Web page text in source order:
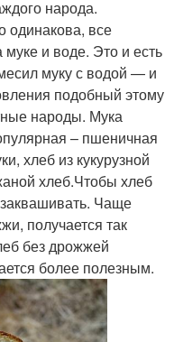
народа.
одинакова, все
и воде. Это и есть
муку с водой — и
подобный этому
народы. Мука
– пшеничная
хлеб из кукурузной
хлеб.Чтобы хлеб
Чаще
получается так
без дрожжей
более полезным.